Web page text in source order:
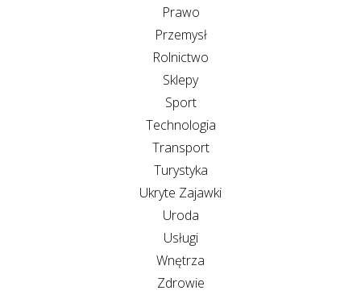
Prawo
Przemysł
Rolnictwo
Sklepy
Sport
Technologia
Transport
Turystyka
Ukryte Zajawki
Uroda
Usługi
Wnętrza
Zdrowie